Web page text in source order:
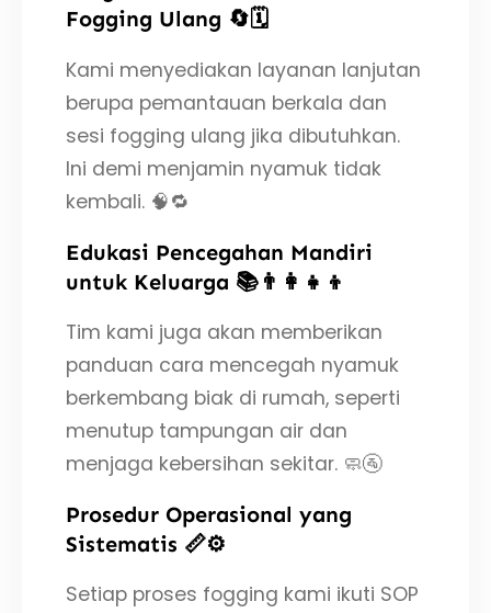
Fogging Ulang 🔄🗓️
Kami menyediakan layanan lanjutan
berupa pemantauan berkala dan
sesi fogging ulang jika dibutuhkan.
Ini demi menjamin nyamuk tidak
kembali. 🧠🔁
Edukasi Pencegahan Mandiri
untuk Keluarga 📚👨‍👩‍👧‍👦
Tim kami juga akan memberikan
panduan cara mencegah nyamuk
berkembang biak di rumah, seperti
menutup tampungan air dan
menjaga kebersihan sekitar. 🧼🚰
Prosedur Operasional yang
Sistematis 📏⚙️
Setiap proses fogging kami ikuti SOP